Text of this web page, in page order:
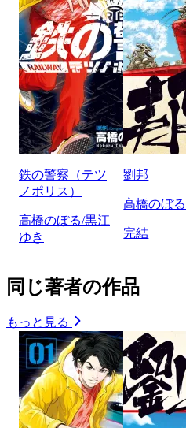
鉄の警察（テツ
ノポリス）
高橋のぼる/黒江
ゆき
劉邦
高橋のぼる
完結
同じ著者の作品
もっと見る